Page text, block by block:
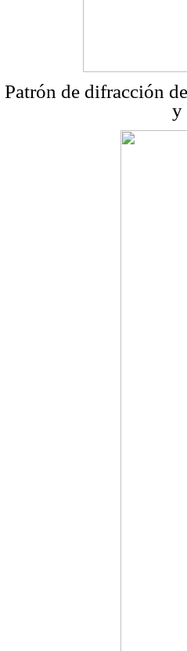
Patrón de difracción
y